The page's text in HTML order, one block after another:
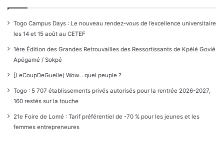
Togo Campus Days : Le nouveau rendez-vous de l’excellence universitaire
les 14 et 15 août au CETEF
1ère Édition des Grandes Retrouvailles des Ressortissants de Kpélé Govié
Apégamé / Sokpé
[LeCoupDeGuelle] Wow… quel peuple ?
Togo : 5 707 établissements privés autorisés pour la rentrée 2026-2027,
160 restés sur la touche
21e Foire de Lomé : Tarif préférentiel de -70 % pour les jeunes et les
femmes entrepreneures